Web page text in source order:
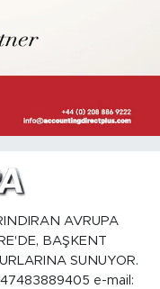
AVRUPA
BAŞKENT
SUNUYOR.
e-mail: